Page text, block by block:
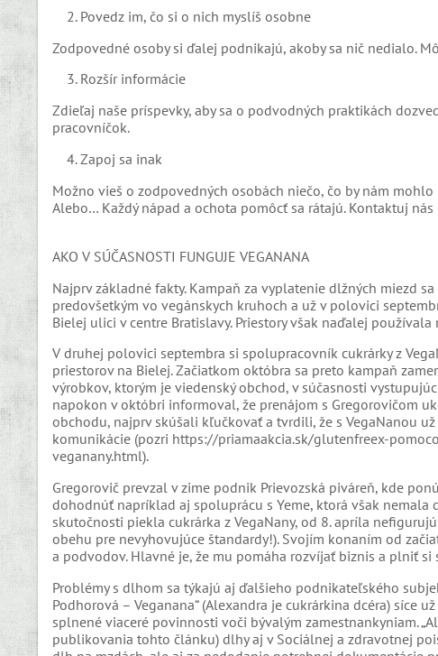
2. Povedz im, čo si o nich myslíš osobne
Zodpovedné osoby si ďalej podnikajú, akoby sa nič nedialo.
3. Rozšír informácie
Zdieľaj naše príspevky, aby sa o podvodných praktikách
pracovníčok.
4. Zapoj sa inak
Možno vieš o zodpovedných osobách niečo, čo by nám
Alebo… Každý nápad a ochota pomôcť sa rátajú. Kontaktuj
AKO V SÚČASNOSTI FUNGUJE VEGANANA
Najprv základné fakty. Kampaň za vyplatenie dlžných miezd
predovšetkým vo vegánskych kruhoch a už v polovici
Bielej ulici v centre Bratislavy. Priestory však naďalej
V druhej polovici septembra si spolupracovník cukrárky z
priestorov na Bielej. Začiatkom októbra sa preto kampaň
výrobkov, ktorým je viedenský obchod, v súčasnosti
napokon v októbri informoval, že prenájom s Gregorovičom
obchodu, najprv skúšali kľučkovať a tvrdili, že s VegaNanou
komunikácie (pozri https://priamaakcia.sk/glutenfreex-
veganany.html).
Gregorovič prevzal v zime podnik Prievozská piváreň, kde
dohodnúť napríklad aj spoluprácu s Yeme, ktorá však
skutočnosti piekla cukrárka z VegaNany, od 8. apríla
obehu pre nevyhovujúce štandardy!). Svojím konaním od
a podvodov. Hlavné je, že mu pomáha rozvíjať biznis a plniť si
Problémy s dlhom sa týkajú aj ďalšieho podnikateľského
Podhorová – Veganana“ (Alexandra je cukrárkina dcéra) síce
splnené viaceré povinnosti voči bývalým zamestnankyniam.
publikovania tohto článku) dlhy aj v Sociálnej a zdravotnej